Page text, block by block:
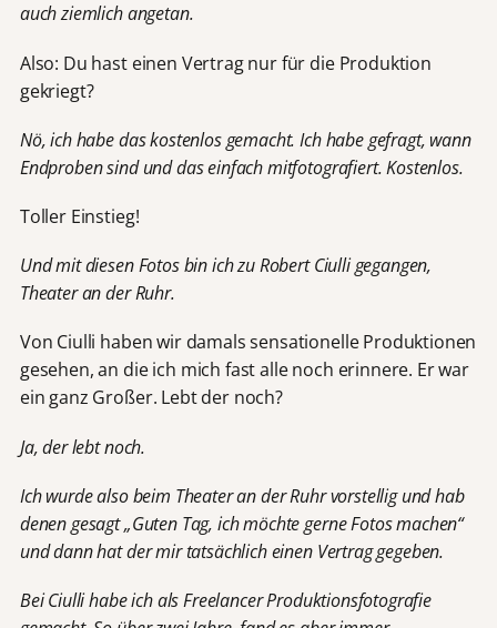
auch ziemlich angetan.
Also: Du hast einen Vertrag nur für die Produktion
gekriegt?
Nö, ich habe das kostenlos gemacht. Ich habe gefragt, wann
Endproben sind und das einfach mitfotografiert. Kostenlos.
Toller Einstieg!
Und mit diesen Fotos bin ich zu Robert Ciulli gegangen,
Theater an der Ruhr.
Von Ciulli haben wir damals sensationelle Produktionen
gesehen, an die ich mich fast alle noch erinnere. Er war
ein ganz Großer. Lebt der noch?
Ja, der lebt noch.
Ich wurde also beim Theater an der Ruhr vorstellig und hab
denen gesagt „Guten Tag, ich möchte gerne Fotos machen“
und dann hat der mir tatsächlich einen Vertrag gegeben.
Bei Ciulli habe ich als Freelancer Produktionsfotografie